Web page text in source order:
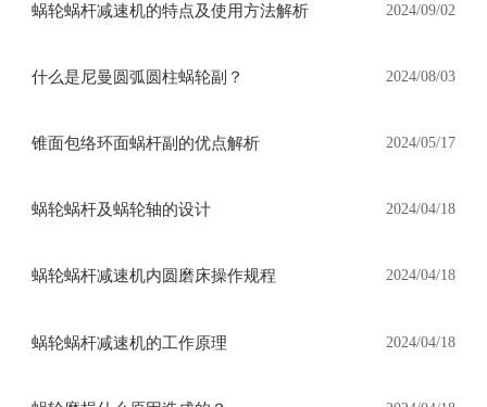
蜗轮蜗杆减速机的特点及使用方法解析 2024/09/02
什么是尼曼圆弧圆柱蜗轮副？ 2024/08/03
锥面包络环面蜗杆副的优点解析 2024/05/17
蜗轮蜗杆及蜗轮轴的设计 2024/04/18
蜗轮蜗杆减速机内圆磨床操作规程 2024/04/18
蜗轮蜗杆减速机的工作原理 2024/04/18